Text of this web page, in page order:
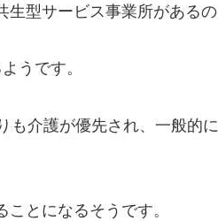
型サービス事業所があるの
うです。
も介護が優先され、一般的
とになるそうです。